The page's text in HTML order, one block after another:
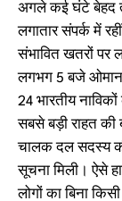
अगले कई घंटे बेहद
लगातार संपर्क में
संभावित खतरों पर
लगभग 5 बजे ओमान
24 भारतीय नाविकों
सबसे बड़ी राहत की
चालक दल सदस्य
सूचना मिली। ऐसे
लोगों का बिना